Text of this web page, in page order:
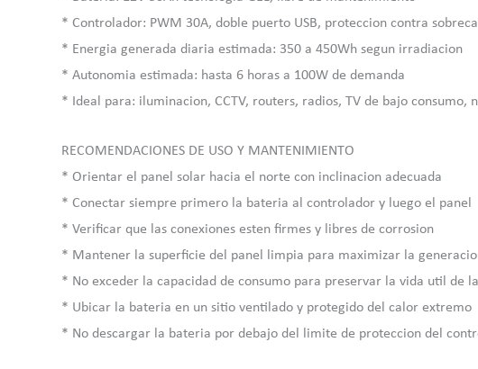
* Controlador: PWM 30A, doble puerto USB, proteccion contra
* Energia generada diaria estimada: 350 a 450Wh segun irradiacion
* Autonomia estimada: hasta 6 horas a 100W de demanda
* Ideal para: iluminacion, CCTV, routers, radios, TV de bajo consumo,
RECOMENDACIONES DE USO Y MANTENIMIENTO
* Orientar el panel solar hacia el norte con inclinacion adecuada
* Conectar siempre primero la bateria al controlador y luego el panel
* Verificar que las conexiones esten firmes y libres de corrosion
* Mantener la superficie del panel limpia para maximizar la
* No exceder la capacidad de consumo para preservar la vida util de
* Ubicar la bateria en un sitio ventilado y protegido del calor extremo
* No descargar la bateria por debajo del limite de proteccion del